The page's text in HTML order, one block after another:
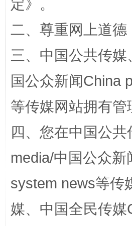
定》。
二、尊重网上道
三、中国公共传
国公众新闻China
等传媒网站拥有
四、您在中国公
media/中国公众
system news等传
媒、中国全民传